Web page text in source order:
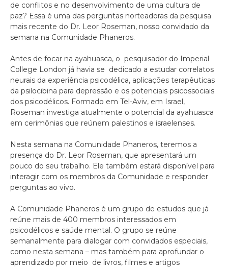
de conflitos e no desenvolvimento de uma cultura de
paz? Essa é uma das perguntas norteadoras da pesquisa
mais recente do Dr. Leor Roseman, nosso convidado da
semana na Comunidade Phaneros.
Antes de focar na ayahuasca, o pesquisador do Imperial
College London já havia se dedicado a estudar correlatos
neurais da experiência psicodélica, aplicações terapêuticas
da psilocibina para depressão e os potenciais psicossociais
dos psicodélicos. Formado em Tel-Aviv, em Israel,
Roseman investiga atualmente o potencial da ayahuasca
em cerimônias que reúnem palestinos e israelenses.
Nesta semana na Comunidade Phaneros, teremos a
presença do Dr. Leor Roseman, que apresentará um
pouco do seu trabalho. Ele também estará disponível para
interagir com os membros da Comunidade e responder
perguntas ao vivo.
A Comunidade Phaneros é um grupo de estudos que já
reúne mais de 400 membros interessados em
psicodélicos e saúde mental. O grupo se reúne
semanalmente para dialogar com convidados especiais,
como nesta semana – mas também para aprofundar o
aprendizado por meio de livros, filmes e artigos